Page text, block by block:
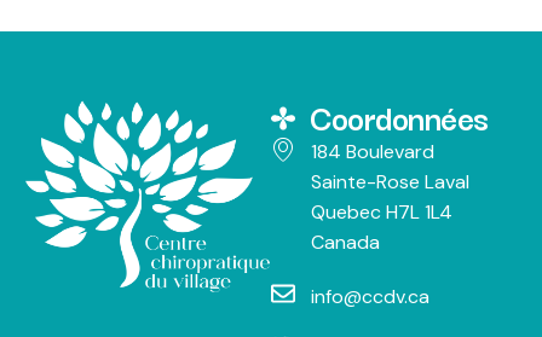
Coordonnées
184 Boulevard
Sainte-Rose Laval
Quebec H7L 1L4
Canada
info@ccdv.ca